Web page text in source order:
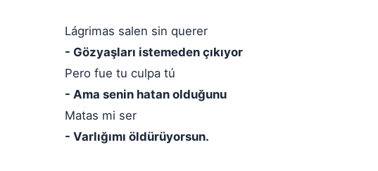
Lágrimas salen sin querer
- Gözyaşları istemeden çıkıyor
Pero fue tu culpa tú
- Ama senin hatan olduğunu
Matas mi ser
- Varlığımı öldürüyorsun.